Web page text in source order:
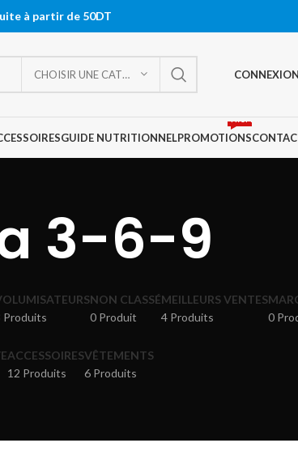
CHOISIR UNE CATÉGORIE
GUIDE NUTRITIONNELPROMOTIONS
3-6-9
Produits
NON CLASSÉ
0 Produit
MEILLEURS VENTES
4 Produits
0
ACCESSOIRES
12 Produits
VÊTEMENTS
6 Produits
à partir de 50DT